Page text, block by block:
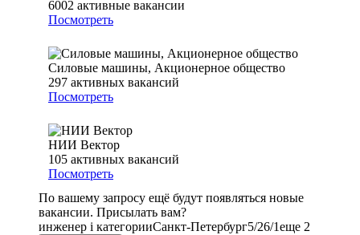
6002 активные вакансии
Посмотреть
Силовые машины, Акционерное общество
297 активных вакансий
Посмотреть
НИИ Вектор
105 активных вакансий
Посмотреть
По вашему запросу ещё будут появляться новые
вакансии. Присылать вам?
инженер i категорииСанкт-Петербург5/26/1еще 2